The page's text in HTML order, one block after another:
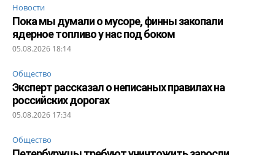
Новости
Пока мы думали о мусоре, финны закопали
ядерное топливо у нас под боком
05.08.2026 18:14
Общество
Эксперт рассказал о неписаных правилах на
российских дорогах
05.08.2026 17:34
Общество